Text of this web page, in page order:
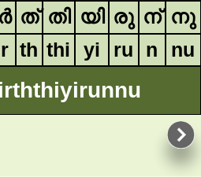
ർ ത് തി യി രു ന് നു
r th thi yi ru n nu